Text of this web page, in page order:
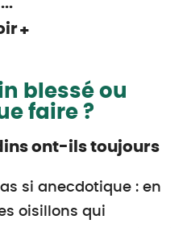
...
blessé ou
faire ?
ont-ils toujours
si anecdotique : en
oisillons qui